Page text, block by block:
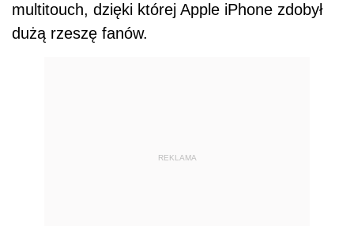
multitouch, dzięki której Apple iPhone zdobył
dużą rzeszę fanów.
REKLAMA